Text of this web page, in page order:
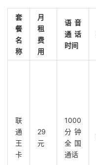
套
餐
名
称
月
租
费
用
语音
通话
时间
联
通
王
卡
29
元
1000
分钟
全国
通话